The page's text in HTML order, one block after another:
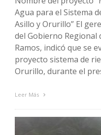
Agua para el Sistema
Asillo y Orurillo” El
del Gobierno Regional
Ramos, indicó que se
proyecto sistema de
Orurillo, durante el
Leer Más